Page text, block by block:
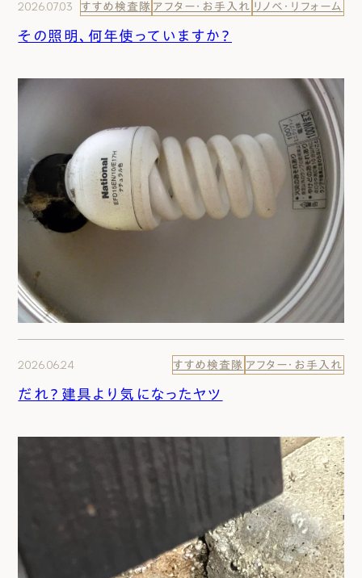
2026.07.03 すすめ検査隊 アフター・お手入れ リノベ・リフォーム
その照明、何年使っていますか？
2026.06.24 すすめ検査隊 アフター・お手入れ
だれ？建具より気になったヤツ